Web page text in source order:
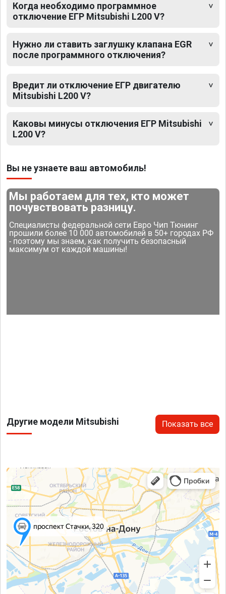
Когда необходимо программное
отключение ЕГР Mitsubishi L200 V?
Нужно ли ставить заглушку клапана EGR
после программного отключения?
Вредит ли отключение ЕГР двигателю
Mitsubishi L200 V?
Каковы минусы отключения ЕГР Mitsubishi
L200 V?
Вы не узнаете ваш автомобиль!
Мы работаем для тех, кто может
почувствовать разницу.
Специалисты федеральной сети Евро Чип Тюнинг
прошили более 10 000 автомобилей в 50+ городах РФ
- поэтому мы знаем, как получить безопасный
максимум от каждой машины!
Другие модели Mitsubishi Показать все